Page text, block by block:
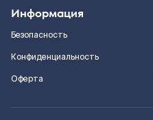
Информация
Безопасность
Конфиденциальность
Оферта